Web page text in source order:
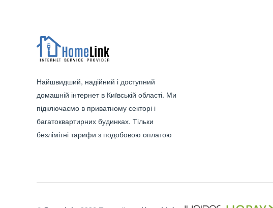
Найшвидший, надійний і доступний
домашній інтернет в Київській області. Ми
підключаємо в приватному секторі і
багатоквартирних будинках. Тільки
безлімітні тарифи з подобовою оплатою